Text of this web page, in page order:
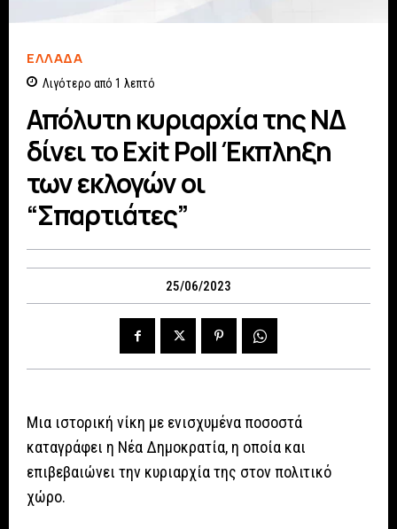
ΕΛΛΆΔΑ
Λιγότερο από 1 λεπτό
Απόλυτη κυριαρχία της ΝΔ
δίνει το Exit Poll Έκπληξη
των εκλογών οι
“Σπαρτιάτες”
25/06/2023
Μια ιστορική νίκη με ενισχυμένα ποσοστά
καταγράφει η Νέα Δημοκρατία, η οποία και
επιβεβαιώνει την κυριαρχία της στον πολιτικό
χώρο.